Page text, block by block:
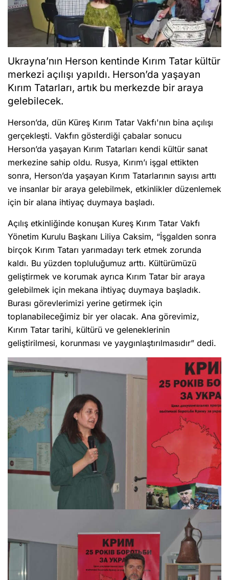
Ukrayna’nın Herson kentinde Kırım Tatar kültür
merkezi açılışı yapıldı. Herson’da yaşayan
Kırım Tatarları, artık bu merkezde bir araya
gelebilecek.
Herson’da, dün Küreş Kırım Tatar Vakfı'nın bina açılışı
gerçekleşti. Vakfın gösterdiği çabalar sonucu
Herson’da yaşayan Kırım Tatarları kendi kültür sanat
merkezine sahip oldu. Rusya, Kırım’ı işgal ettikten
sonra, Herson’da yaşayan Kırım Tatarlarının sayısı arttı
ve insanlar bir araya gelebilmek, etkinlikler düzenlemek
için bir alana ihtiyaç duymaya başladı.
Açılış etkinliğinde konuşan Kureş Kırım Tatar Vakfı
Yönetim Kurulu Başkanı Liliya Caksim, “İşgalden sonra
birçok Kırım Tatarı yarımadayı terk etmek zorunda
kaldı. Bu yüzden topluluğumuz arttı. Kültürümüzü
geliştirmek ve korumak ayrıca Kırım Tatar bir araya
gelebilmek için mekana ihtiyaç duymaya başladık.
Burası görevlerimizi yerine getirmek için
toplanabileceğimiz bir yer olacak. Ana görevimiz,
Kırım Tatar tarihi, kültürü ve geleneklerinin
geliştirilmesi, korunması ve yaygınlaştırılmasıdır” dedi.